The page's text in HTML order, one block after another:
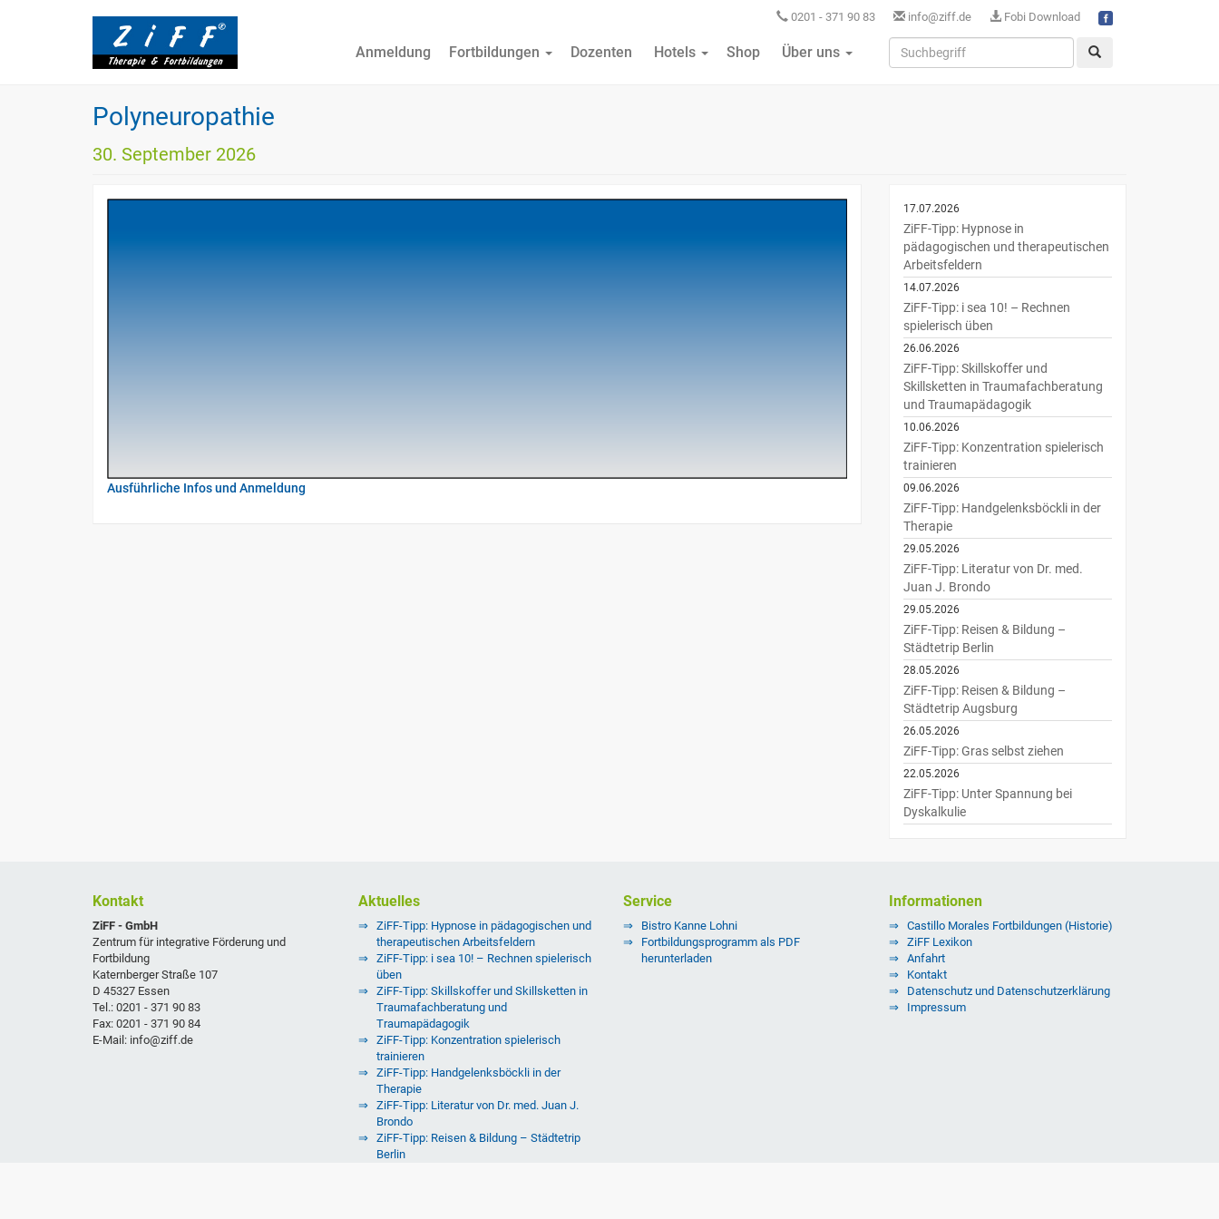
0201 - 371 90 83 info@ziff.de Fobi Download
Anmeldung Fortbildungen Dozenten Hotels Shop Über uns
Polyneuropathie
30. September 2026
Ausführliche Infos und Anmeldung
17.07.2026
ZiFF-Tipp: Hypnose in
pädagogischen und therapeutischen
Arbeitsfeldern
14.07.2026
ZiFF-Tipp: i sea 10! – Rechnen
spielerisch üben
26.06.2026
ZiFF-Tipp: Skillskoffer und
Skillsketten in Traumafachberatung
und Traumapädagogik
10.06.2026
ZiFF-Tipp: Konzentration spielerisch
trainieren
09.06.2026
ZiFF-Tipp: Handgelenksböckli in der
Therapie
29.05.2026
ZiFF-Tipp: Literatur von Dr. med.
Juan J. Brondo
29.05.2026
ZiFF-Tipp: Reisen & Bildung –
Städtetrip Berlin
28.05.2026
ZiFF-Tipp: Reisen & Bildung –
Städtetrip Augsburg
26.05.2026
ZiFF-Tipp: Gras selbst ziehen
22.05.2026
ZiFF-Tipp: Unter Spannung bei
Dyskalkulie
Kontakt
ZiFF - GmbH
Zentrum für integrative Förderung und
Fortbildung
Katernberger Straße 107
D 45327 Essen
Tel.: 0201 - 371 90 83
Fax: 0201 - 371 90 84
E-Mail: info@ziff.de
Aktuelles
ZiFF-Tipp: Hypnose in pädagogischen und
therapeutischen Arbeitsfeldern
ZiFF-Tipp: i sea 10! – Rechnen spielerisch
üben
ZiFF-Tipp: Skillskoffer und Skillsketten in
Traumafachberatung und
Traumapädagogik
ZiFF-Tipp: Konzentration spielerisch
trainieren
ZiFF-Tipp: Handgelenksböckli in der
Therapie
ZiFF-Tipp: Literatur von Dr. med. Juan J.
Brondo
ZiFF-Tipp: Reisen & Bildung – Städtetrip
Berlin
Service
Bistro Kanne Lohni
Fortbildungsprogramm als PDF
herunterladen
Informationen
Castillo Morales Fortbildungen (Historie)
ZiFF Lexikon
Anfahrt
Kontakt
Datenschutz und Datenschutzerklärung
Impressum